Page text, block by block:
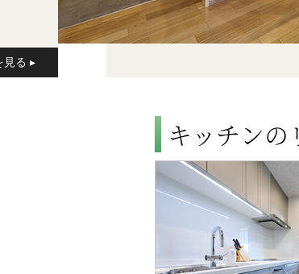
キッチン